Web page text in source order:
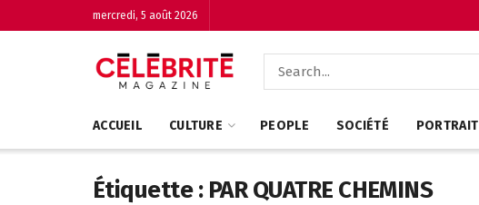
mercredi, 5 août 2026
ACCUEIL CULTURE PEOPLE SOCIÉTÉ PORTRAIT
Étiquette : PAR QUATRE CHEMINS